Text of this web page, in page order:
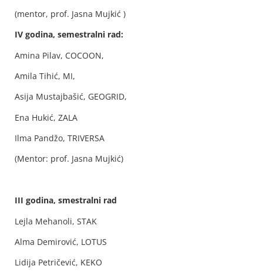
(mentor, prof. Jasna Mujkić )
IV godina, semestralni rad:
Amina Pilav, COCOON,
Amila Tihić, MI,
Asija Mustajbašić, GEOGRID,
Ena Hukić, ZALA
Ilma Pandžo, TRIVERSA
(Mentor: prof. Jasna Mujkić)
III godina, smestralni rad
Lejla Mehanoli, STAK
Alma Demirović, LOTUS
Lidija Petričević, KEKO